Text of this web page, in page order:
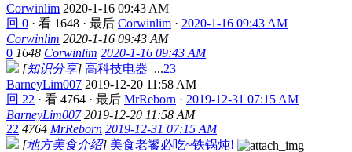
Corwinlim 2020-1-16 09:43 AM
回 0 · 看 1648 · 最后 Corwinlim · 2020-1-16 09:43 AM
Corwinlim 2020-1-16 09:43 AM
0 1648 Corwinlim 2020-1-16 09:43 AM
[知识分享] 高科技电器 ...23
BarneyLim007 2019-12-20 11:58 AM
回 22 · 看 4764 · 最后 MrReborn · 2019-12-31 07:15 AM
BarneyLim007 2019-12-20 11:58 AM
22 4764 MrReborn 2019-12-31 07:15 AM
[地方美食介绍] 美食老饕必吃~铁锅炖!